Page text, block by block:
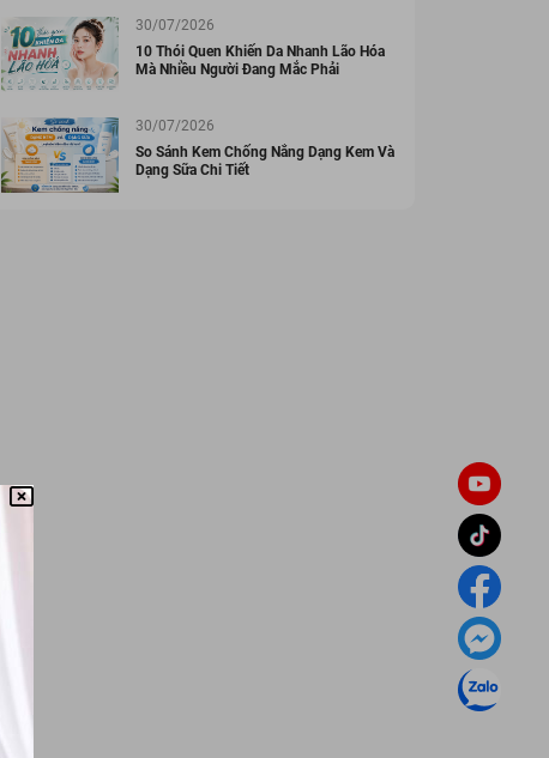
30/07/2026
10 Thói Quen Khiến Da Nhanh Lão Hóa
Mà Nhiều Người Đang Mắc Phải
30/07/2026
So Sánh Kem Chống Nắng Dạng Kem Và
Dạng Sữa Chi Tiết